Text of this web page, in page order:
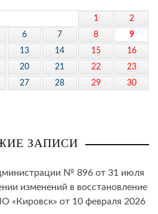
1
2
6 7 8
9
13 14 15
16
20 21 22
23
27 28 29
30
ЗАПИСИ
№ 896 от 31 июля
изменений в восстановление
«Кировск» от 10 февраля 2026